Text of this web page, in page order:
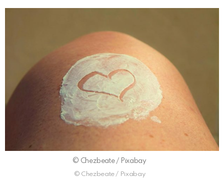
© Chezbeate / Pixabay
© Chezbeate / Pixabay